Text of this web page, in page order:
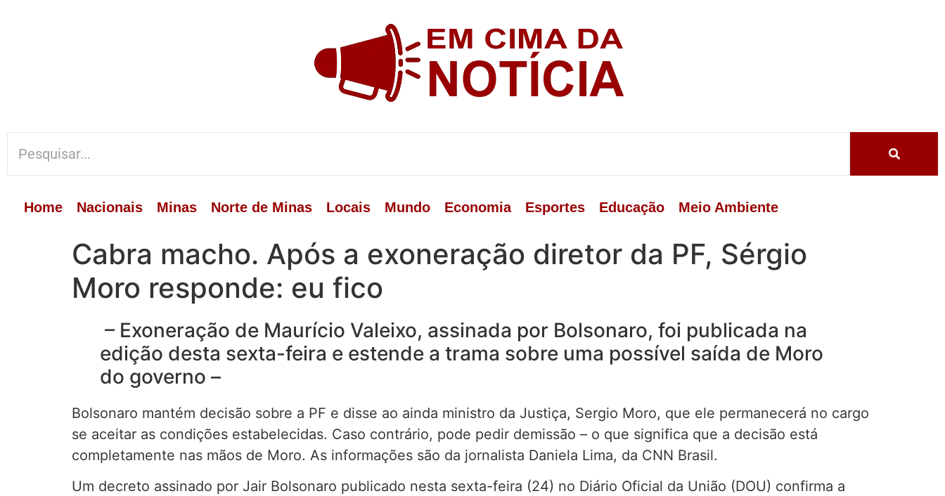
Home Nacionais Minas Norte de Minas Locais Mundo Economia Esportes Educação Meio Ambiente
Cabra macho. Após a exoneração diretor da PF, Sérgio
Moro responde: eu fico
– Exoneração de Maurício Valeixo, assinada por Bolsonaro, foi publicada na
edição desta sexta-feira e estende a trama sobre uma possível saída de Moro
do governo –
Bolsonaro mantém decisão sobre a PF e disse ao ainda ministro da Justiça, Sergio Moro, que ele permanecerá no cargo
se aceitar as condições estabelecidas. Caso contrário, pode pedir demissão – o que significa que a decisão está
completamente nas mãos de Moro. As informações são da jornalista Daniela Lima, da CNN Brasil.
Um decreto assinado por Jair Bolsonaro publicado nesta sexta-feira (24) no Diário Oficial da União (DOU) confirma a